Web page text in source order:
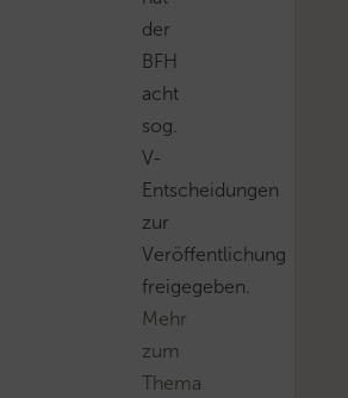
der
BFH
acht
sog.
V-
Entscheidungen
zur
Veröffentlichung
freigegeben.
Mehr
zum
Thema